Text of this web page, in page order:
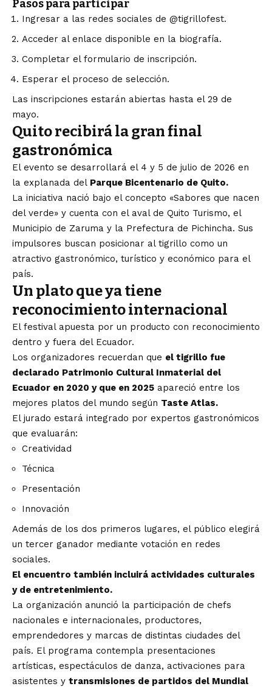
Pasos para participar
Ingresar a las redes sociales de @tigrillofest.
Acceder al enlace disponible en la biografía.
Completar el formulario de inscripción.
Esperar el proceso de selección.
Las inscripciones estarán abiertas hasta el 29 de
mayo.
Quito recibirá la gran final
gastronómica
El evento se desarrollará el 4 y 5 de julio de 2026 en
la explanada del Parque Bicentenario de Quito.
La iniciativa nació bajo el concepto «Sabores que nacen
del verde» y cuenta con el aval de Quito Turismo, el
Municipio de Zaruma y la Prefectura de Pichincha. Sus
impulsores buscan posicionar al tigrillo como un
atractivo gastronómico, turístico y económico para el
país.
Un plato que ya tiene
reconocimiento internacional
El festival apuesta por un producto con reconocimiento
dentro y fuera del Ecuador.
Los organizadores recuerdan que el tigrillo fue
declarado Patrimonio Cultural Inmaterial del
Ecuador en 2020 y que en 2025 apareció entre los
mejores platos del mundo según Taste Atlas.
El jurado estará integrado por expertos gastronómicos
que evaluarán:
Creatividad
Técnica
Presentación
Innovación
Además de los dos primeros lugares, el público elegirá
un tercer ganador mediante votación en redes
sociales.
El encuentro también incluirá actividades culturales
y de entretenimiento.
La organización anunció la participación de chefs
nacionales e internacionales, productores,
emprendedores y marcas de distintas ciudades del
país. El programa contempla presentaciones
artísticas, espectáculos de danza, activaciones para
asistentes y transmisiones de partidos del Mundial